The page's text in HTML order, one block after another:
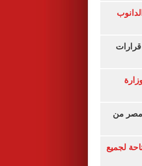
قرارات
مصر من
لجميع